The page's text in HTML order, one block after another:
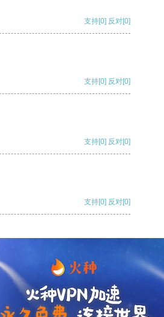
支持[0] 反对[0]
支持[0] 反对[0]
支持[0] 反对[0]
支持[0] 反对[0]
支持